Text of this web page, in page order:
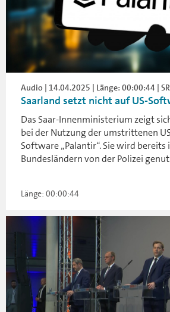
Audio | 14.04.2025 | Länge: 00:00:44 | SR
Saarland setzt nicht auf US-
Das Saar-Innenministerium zeigt
bei der Nutzung der umstrittenen
Software „Palantir“. Sie wird bereits
Bundesländern von der Polizei
Länge: 00:00:44